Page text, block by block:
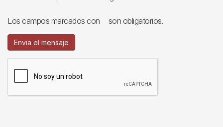
Los campos marcados con son obligatorios.
Envia el mensaje